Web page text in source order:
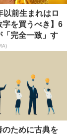
以前生まれはロ
字を買うべき】6
「完全一致」す
のために古典を